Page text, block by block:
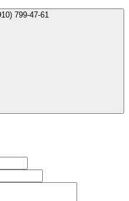
+7 (910) 799-47-61